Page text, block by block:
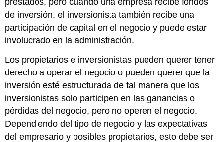
de inversión, el inversionista también recibe una
participación de capital en el negocio y puede estar
involucrado en la administración.
Los propietarios e inversionistas pueden querer tener
derecho a operar el negocio o pueden querer que la
inversión esté estructurada de tal manera que los
inversionistas solo participen en las ganancias o
pérdidas del negocio, pero no operen el negocio.
Dependiendo del tipo de negocio y las expectativas
del empresario y posibles propietarios, esto debe ser